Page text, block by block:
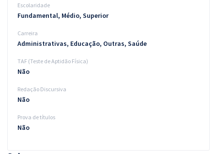
Escolaridade
Fundamental, Médio, Superior
Carreira
Administrativas, Educação, Outras, Saúde
TAF (Teste de Aptidão Física)
Não
Redação Discursiva
Não
Prova de títulos
Não